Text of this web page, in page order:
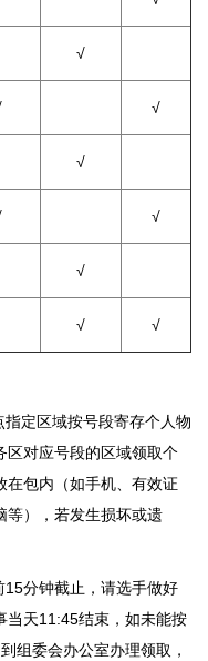
√
√
√
√
√
√ √
定区域按号段寄存个人物
区对应号段的区域领取个
在包内（如手机、有效证
等），若发生损坏或遗
分钟截止，请选手做好
当天11:45结束，如未能按
组委会办公室办理领取，